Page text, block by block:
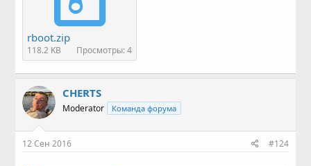
rboot.zip
118.2 KB Просмотры: 4
CHERTS
Moderator Команда форума
12 Сен 2016 #124